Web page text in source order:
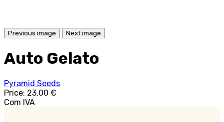
Previous image Next image
Auto Gelato
Pyramid Seeds
Price: 23,00 €
Com IVA